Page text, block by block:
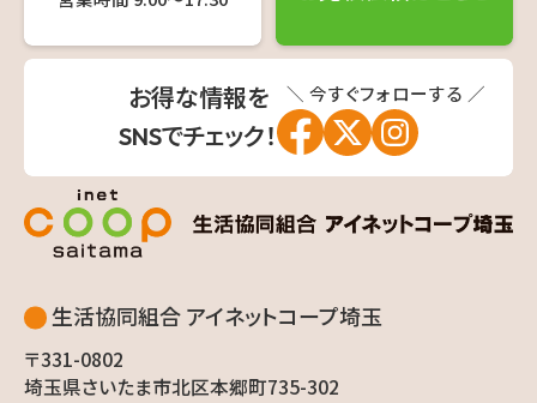
＼ 今すぐフォローする ／
お得な情報を
SNSでチェック！
生活協同組合 アイネットコープ埼玉
〒331-0802
埼玉県さいたま市北区本郷町735-302